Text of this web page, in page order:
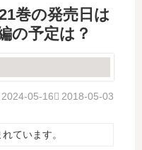
巻の発売日は
の予定は？
2018-05-03
2024-05-16
ています。